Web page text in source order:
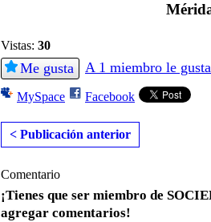
Vistas: 30
Me gusta A 1 miembro le
MySpace Facebook
< Publicación anterior
Comentario
¡Tienes que ser miembro de
agregar comentarios!